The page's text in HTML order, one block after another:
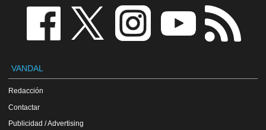
VANDAL
Redacción
Contactar
Publicidad / Advertising